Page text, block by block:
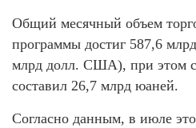
Общий месячный объем
программы достиг 587,6
млрд долл. США), при этом
составил 26,7 млрд юаней.
Согласно данным, в июле